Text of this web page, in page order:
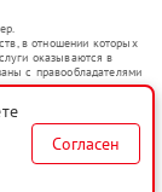
в отношении которых
оказываются в
с правообладателями
оборот в соответствии
услуг или введения
услугах по
определяемой
Согласен